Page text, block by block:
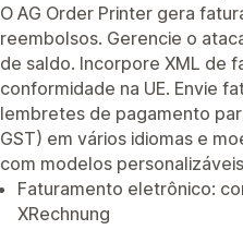
O AG Order Printer gera
reembolsos. Gerencie o
de saldo. Incorpore XML de
conformidade na UE. Envie
lembretes de pagamento
GST) em vários idiomas e
com modelos
Faturamento eletrônico:
XRechnung